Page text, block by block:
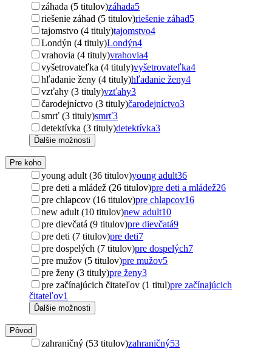
záhada (5 titulov)záhada5
riešenie záhad (5 titulov)riešenie záhad5
tajomstvo (4 tituly)tajomstvo4
Londýn (4 tituly)Londýn4
vrahovia (4 tituly)vrahovia4
vyšetrovateľka (4 tituly)vyšetrovateľka4
hľadanie ženy (4 tituly)hľadanie ženy4
vzťahy (3 tituly)vzťahy3
čarodejníctvo (3 tituly)čarodejníctvo3
smrť (3 tituly)smrť3
detektívka (3 tituly)detektívka3
Ďalšie možnosti
Pre koho
young adult (36 titulov)young adult36
pre deti a mládež (26 titulov)pre deti a mládež26
pre chlapcov (16 titulov)pre chlapcov16
new adult (10 titulov)new adult10
pre dievčatá (9 titulov)pre dievčatá9
pre deti (7 titulov)pre deti7
pre dospelých (7 titulov)pre dospelých7
pre mužov (5 titulov)pre mužov5
pre ženy (3 tituly)pre ženy3
pre začínajúcich čitateľov (1 titul)pre začínajúcich
čitateľov1
Ďalšie možnosti
Pôvod
zahraničný (53 titulov)zahraničný53